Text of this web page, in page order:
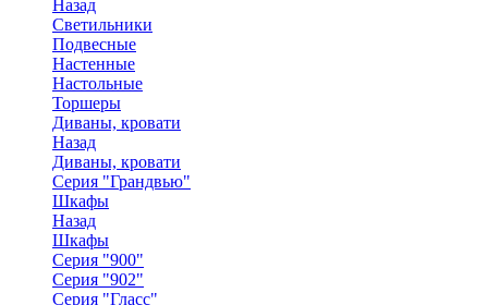
Назад
Светильники
Подвесные
Настенные
Настольные
Торшеры
Диваны, кровати
Назад
Диваны, кровати
Серия "Грандвью"
Шкафы
Назад
Шкафы
Серия "900"
Серия "902"
Серия "Гласс"